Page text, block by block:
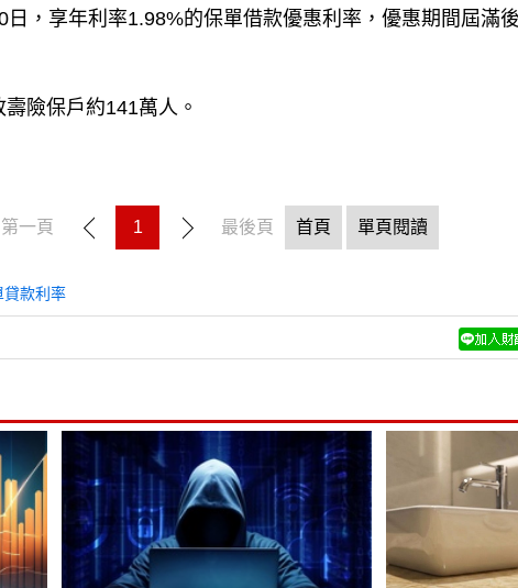
，享年利率1.98%的保單借款優惠利率，優惠期間屆滿
險保戶約141萬人。
第一頁 1 最後頁 首頁 單頁閱讀
貸款利率